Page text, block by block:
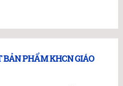
PHẨM KHCN GIÁO